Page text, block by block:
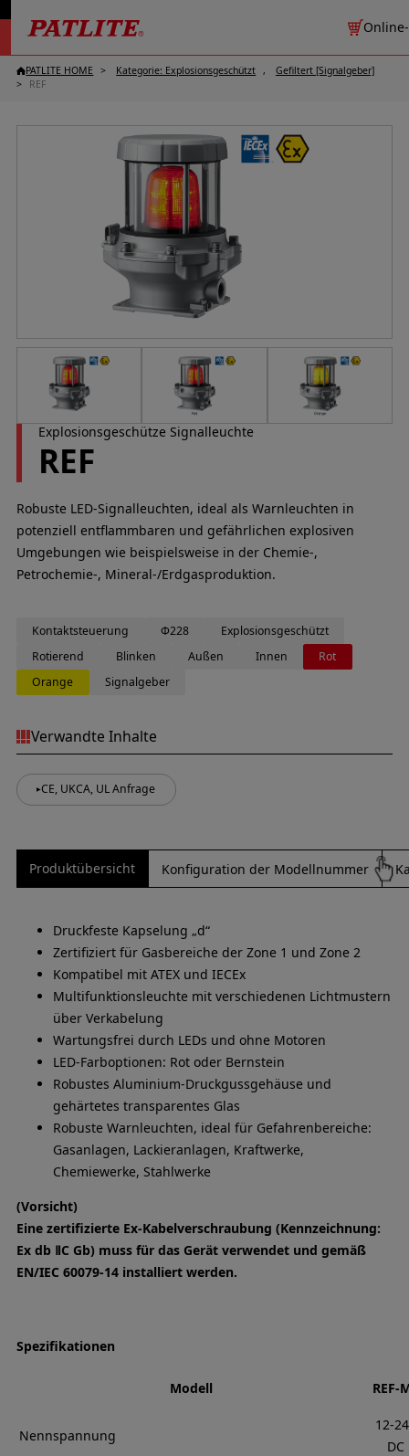
PATLITE HOME Kategorie: Explosionsgeschützt
Gefiltert [Signalgeber]
REF
Explosionsgeschütze Signalleuchte
REF
Robuste LED-Signalleuchten, ideal als Warnleuchten in
potenziell entflammbaren und gefährlichen explosiven
Umgebungen wie beispielsweise in der Chemie-,
Petrochemie-, Mineral-/Erdgasproduktion.
Kontaktsteuerung Φ228
Explosionsgeschützt
Rotierend
Blinken Außen Innen
Rot
Orange
Signalgeber
Verwandte Inhalte
CE, UKCA, UL Anfrage
Produktübersicht Konfiguration der Modellnummer
Druckfeste Kapselung „d“
Zertifiziert für Gasbereiche der Zone 1 und Zone 2
Kompatibel mit ATEX und IECEx
Multifunktionsleuchte mit verschiedenen Lichtmustern
über Verkabelung
Wartungsfrei durch LEDs und ohne Motoren
LED-Farboptionen: Rot oder Bernstein
Robustes Aluminium-Druckgussgehäuse und
gehärtetes transparentes Glas
Robuste Warnleuchten, ideal für Gefahrenbereiche:
Gasanlagen, Lackieranlagen, Kraftwerke,
Chemiewerke, Stahlwerke
(Vorsicht)
Eine zertifizierte Ex-Kabelverschraubung (Kennzeichnung:
Ex db ⅡC Gb) muss für das Gerät verwendet und gemäß
EN/IEC 60079-14 installiert werden.
Spezifikationen
Modell REF-
Nennspannung
12-
DC